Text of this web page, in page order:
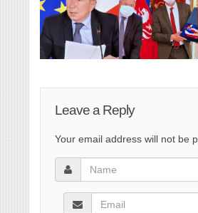
Leave a Reply
Your email address will not be